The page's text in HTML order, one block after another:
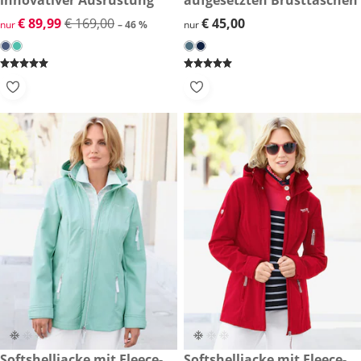
reduzierter Preis € 89,99, vorheriger Preis: € 169,00
nur€ 89,99€ 169,00 – 46 %
€ 45,00
nur€ 45,00